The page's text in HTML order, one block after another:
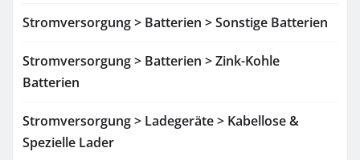
Stromversorgung > Batterien > Sonstige Batterien
Stromversorgung > Batterien > Zink-Kohle
Batterien
Stromversorgung > Ladegeräte > Kabellose &
Spezielle Lader